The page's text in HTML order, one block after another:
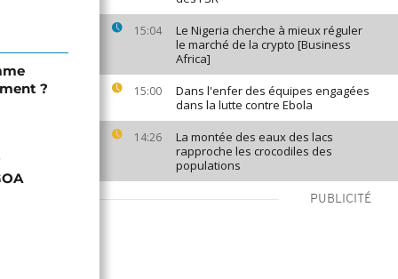
15:04
Le Nigeria cherche à mieux réguler
le marché de la crypto [Business
Africa]
15:00
Dans l'enfer des équipes engagées
dans la lutte contre Ebola
14:26
La montée des eaux des lacs
rapproche les crocodiles des
populations
PUBLICITÉ
?